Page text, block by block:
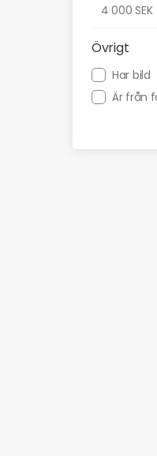
4 000 SEK
Övrigt
Har bild
Är från